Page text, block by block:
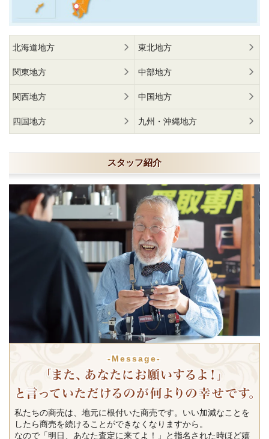
北海道地方 東北地方
関東地方 中部地方
関西地方 中国地方
四国地方 九州・沖縄地方
スタッフ紹介
-Message-
私たちの商売は、地元に根付いた商売です。いい加減なことを
したら商売を続けることができなくなりますから。
なので「明日、あなた査定に来てよ！」と指名された時ほど嬉